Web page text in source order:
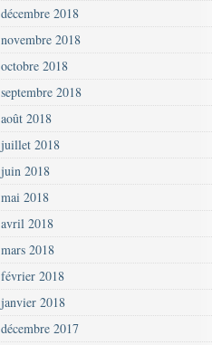
décembre 2018
novembre 2018
octobre 2018
septembre 2018
août 2018
juillet 2018
juin 2018
mai 2018
avril 2018
mars 2018
février 2018
janvier 2018
décembre 2017